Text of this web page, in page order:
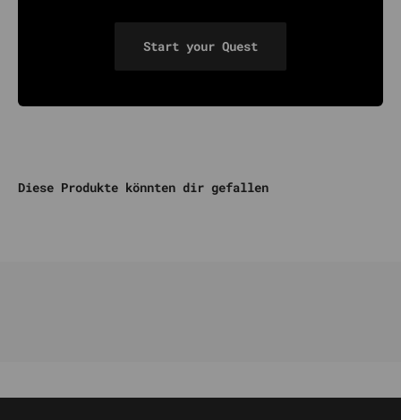
Start your Quest
Diese Produkte könnten dir gefallen